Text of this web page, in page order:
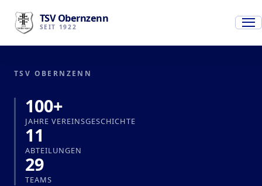
TSV Obernzenn
SEIT 1922
TSV OBERNZENN
100+
JAHRE VEREINSGESCHICHTE
11
ABTEILUNGEN
29
TEAMS